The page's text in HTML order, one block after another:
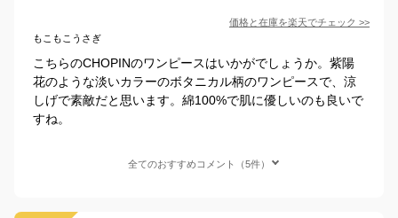
価格と在庫を楽天でチェック >>
もこもこうさぎ
こちらのCHOPINのワンピースはいかがでしょうか。紫陽
花のような淡いカラーのボタニカル柄のワンピースで、涼
しげで素敵だと思います。綿100%で肌に優しいのも良いで
すね。
全てのおすすめコメント（5件）